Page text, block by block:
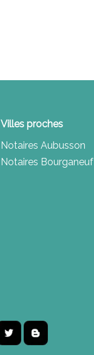
Villes proches
Notaires Aubusson
Notaires Bourganeuf